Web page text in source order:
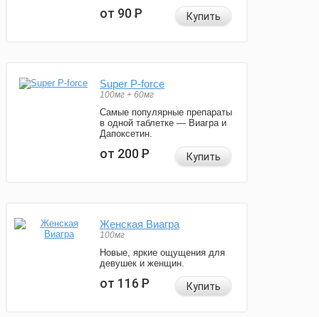
от 90Р Купить
Super P-force
100мг + 60мг
Самые популярные препараты
в одной таблетке — Виагра и
Дапоксетин.
от 200Р Купить
Женская Виагра
100мг
Новые, яркие ощущения для
девушек и женщин.
от 116Р Купить